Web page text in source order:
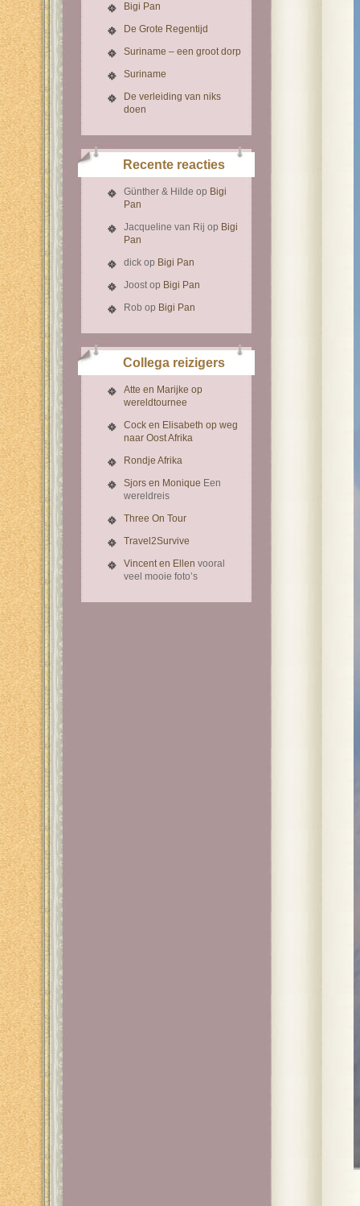
Bigi Pan
De Grote Regentijd
Suriname – een groot dorp
Suriname
De verleiding van niks
doen
Recente reacties
Günther & Hilde op Bigi
Pan
Jacqueline van Rij op Bigi
Pan
dick op Bigi Pan
Joostop Bigi Pan
Rob op Bigi Pan
Collega reizigers
Atte en Marijke op
wereldtournee
Cock en Elisabeth op weg
naar Oost Afrika
Rondje Afrika
Sjors en Monique Een
wereldreis
Three On Tour
Travel2Survive
Vincent en Ellen vooral
veel mooie foto’s